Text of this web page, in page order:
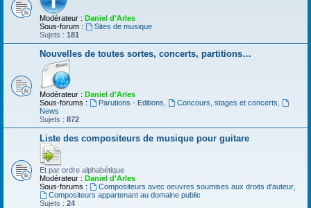
Modérateur : Daniel d'Arles
Sous-forum :
Sites de musique
Sujets : 181
Nouvelles de toutes sortes, concerts, partitions…
Modérateur : Daniel d'Arles
Sous-forums :
Parutions - Editions Concours, stages et concerts
News
Sujets : 872
Liste des compositeurs de musique pour guitare
Et par ordre alphabétique
Modérateur : Daniel d'Arles
Sous-forums :
Compositeurs avec oeuvres soumises aux droits d'auteur,
Compositeurs appartenant au domaine public
Sujets : 24